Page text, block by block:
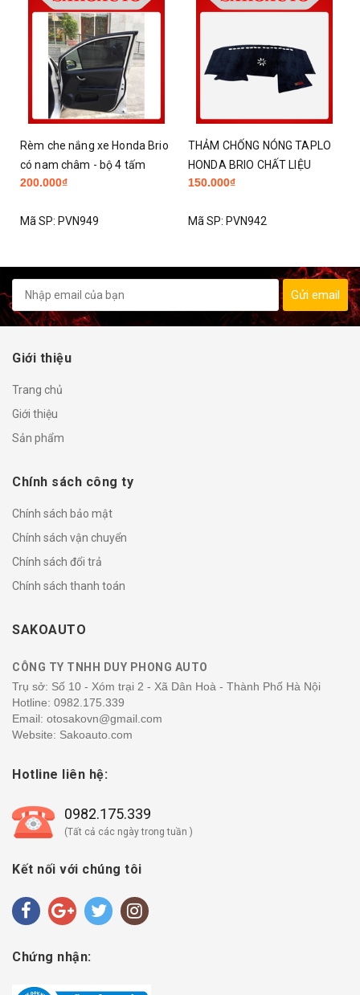
Brio
THẢM CHỐNG NÓNG TAPLO
HONDA BRIO CHẤT LIỆU
NHUNG 3 LỚP
150.000₫
Mã SP:PVN942
Bộ gập gương lên xuống
tự động cắm jack cho
City/Jazz/CRV/Civic/
Liên hệ
Mã SP:PVN637
Gửi email
Giới thiệu
Trang chủ
Giới thiệu
Sản phẩm
Chính sách công ty
Chính sách bảo mật
Chính sách vận chuyển
Chính sách đổi trả
Chính sách thanh toán
SAKOAUTO
CÔNG TY TNHH DUY PHONG AUTO
Trụ sở: Số 10 - Xóm trại 2 - Xã Dân Hoà - Thành Phố Hà Nội
Hotline: 0982.175.339
Email: otosakovn@gmail.com
Website: Sakoauto.com
Hotline liên hệ:
0982.175.339
(Tất cả các ngày trong tuần )
Kết nối với chúng tôi
Chứng nhận: